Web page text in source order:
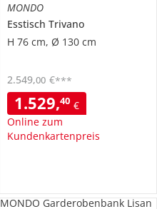
MONDO
Esstisch Trivano
H 76 cm, Ø 130 cm
1.529,40 €
Online zum
Kundenkartenpreis
2.549,00 €***
MONDO Garderobenbank Lisan